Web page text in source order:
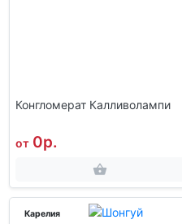
Конгломерат Калливолампи
от 0р.
Карелия